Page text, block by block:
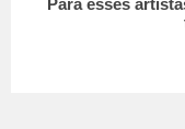
Para esses